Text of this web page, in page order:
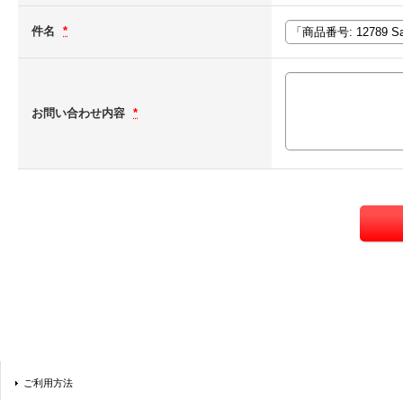
件名 *
お問い合わせ内容 *
ご利用方法